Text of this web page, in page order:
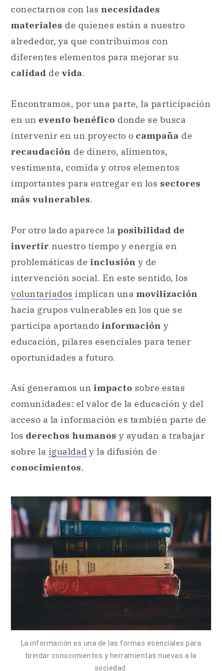
conectarnos con las necesidades
materiales de quienes están a nuestro
alrededor, ya que contribuimos con
diferentes elementos para mejorar su
calidad de vida.
Encontramos, por una parte, la participación
en un evento benéfico donde se busca
intervenir en un proyecto o campaña de
recaudación de dinero, alimentos,
vestimenta, comida y otros elementos
importantes para entregar en los sectores
más vulnerables.
Por otro lado aparece la posibilidad de
invertir nuestro tiempo y energía en
problemáticas de inclusión y de
intervención social. En este sentido, los
voluntariados implican una movilización
hacia grupos vulnerables en los que se
participa aportando información y
educación, pilares esenciales para tener
oportunidades a futuro.
Así generamos un impacto sobre estas
comunidades: el valor de la educación y del
acceso a la información es también parte de
los derechos humanos y ayudan a trabajar
sobre la igualdad y la difusión de
conocimientos.
La información es una de las formas esenciales para
brindar conocimientos y herramientas nuevas a la
sociedad.